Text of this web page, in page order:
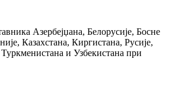
Азербејџана, Белорусије, Босне
Казахстана, Киргистана, Русије,
и Узбекистана при